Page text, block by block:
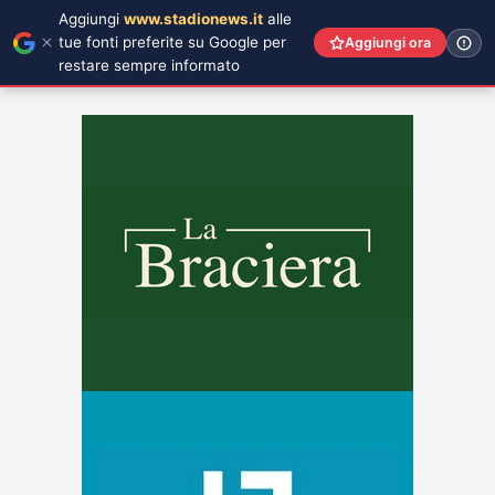
Aggiungi www.stadionews.it alle
tue fonti preferite su Google per
restare sempre informato
Aggiungi ora